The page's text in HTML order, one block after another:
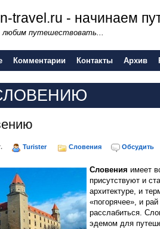
travel.ru - начинаем
путешествовать...
Комментарии Контакты Архив
Turister Словения Обсудить
Словения имеет
присутствуют и
архитектуре, и
«погорячее», и
расслабиться.
эдемом для